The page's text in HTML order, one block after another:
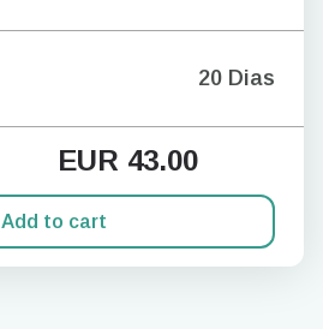
20 Dias
EUR 43.00
Add to cart